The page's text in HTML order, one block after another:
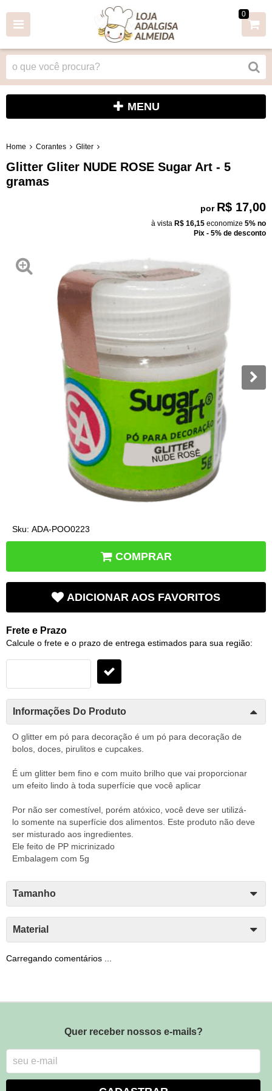
0
MENU
Home Corantes Gliter
Glitter Gliter NUDE ROSE Sugar Art - 5
gramas
por R$ 17,00
à vista R$ 16,15 economize 5% no
Pix - 5% de desconto
Sku: ADA-POO0223
COMPRAR
ADICIONAR AOS FAVORITOS
Frete e Prazo
Calcule o frete e o prazo de entrega estimados para sua região:
Informações Do Produto
O glitter em pó para decoração é um pó para decoração de
bolos, doces, pirulitos e cupcakes.
É um glitter bem fino e com muito brilho que vai proporcionar
um efeito lindo à toda superfície que você aplicar
Por não ser comestível, porém atóxico, você deve ser utilizá-
lo somente na superfície dos alimentos. Este produto não deve
ser misturado aos ingredientes.
Ele feito de PP micrinizado
Embalagem com 5g
Tamanho
Material
Carregando comentários ...
Quer receber nossos e-mails?